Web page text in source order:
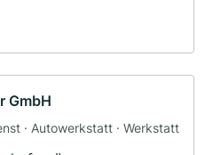
GmbH
· Autowerkstatt · Werkstatt